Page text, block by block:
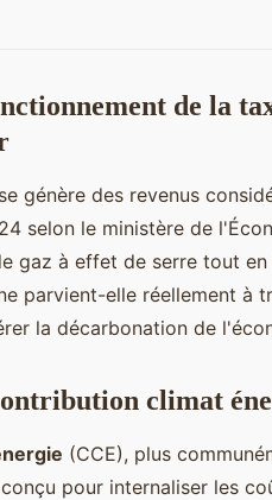
de la
génère des revenus
selon le ministère de
gaz à effet de serre tout
parvient-elle réellement à
la décarbonation de
climat
(CCE), plus
pour internaliser les